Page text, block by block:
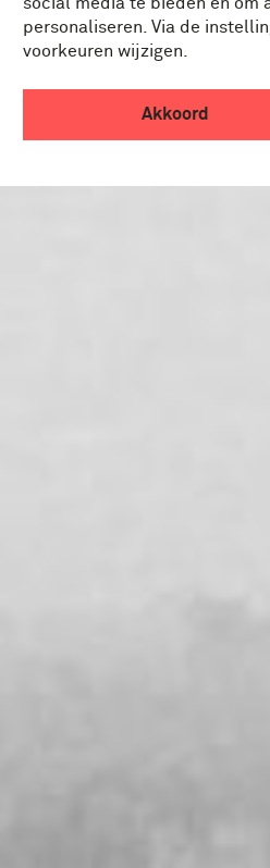
personaliseren. Via de
voorkeuren wijzigen.
Akkoord